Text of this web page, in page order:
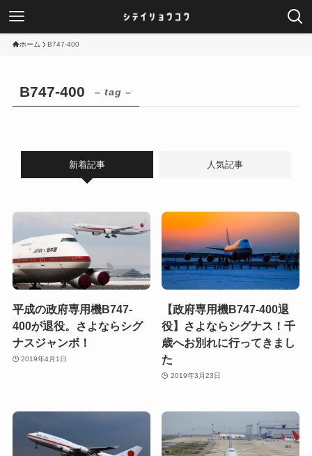
ホーム B747-400
B747-400 – tag –
新着記事 人気記事
平成の政府専用機B747-
400が退役。さよならシグ
ナスジャンボ！
2019年4月1日
【政府専用機B747-400退
役】さよならシグナス！千
歳へお別れに行ってきまし
た
2019年3月23日